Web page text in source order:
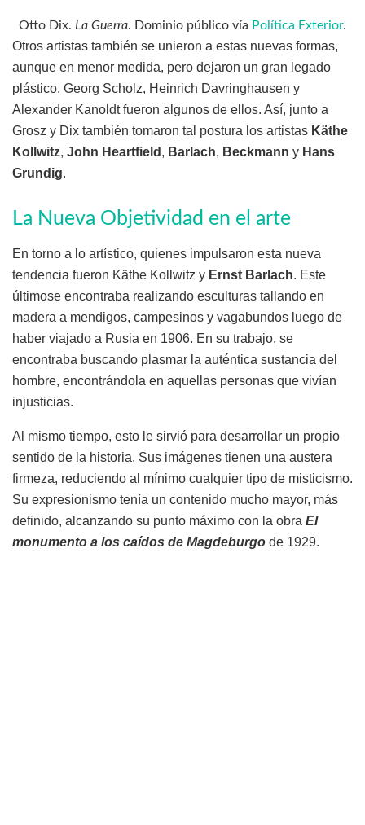
Otto Dix. La Guerra. Dominio público vía Política Exterior.
Otros artistas también se unieron a estas nuevas formas,
aunque en menor medida, pero dejaron un gran legado
plástico. Georg Scholz, Heinrich Davringhausen y
Alexander Kanoldt fueron algunos de ellos. Así, junto a
Grosz y Dix también tomaron tal postura los artistas Käthe
Kollwitz, John Heartfield , Barlach, Beckmann y Hans
Grundig.
La Nueva Objetividad en el arte
En torno a lo artístico, quienes impulsaron esta nueva
tendencia fueron Käthe Kollwitz y Ernst Barlach. Este
últimose encontraba realizando esculturas tallando en
madera a mendigos, campesinos y vagabundos luego de
haber viajado a Rusia en 1906. En su trabajo, se
encontraba buscando plasmar la auténtica sustancia del
hombre, encontrándola en aquellas personas que vivían
injusticias.
Al mismo tiempo, esto le sirvió para desarrollar un propio
sentido de la historia. Sus imágenes tienen una austera
firmeza, reduciendo al mínimo cualquier tipo de misticismo.
Su expresionismo tenía un contenido mucho mayor, más
definido, alcanzando su punto máximo con la obra El
monumento a los caídos de Magdeburgo de 1929.